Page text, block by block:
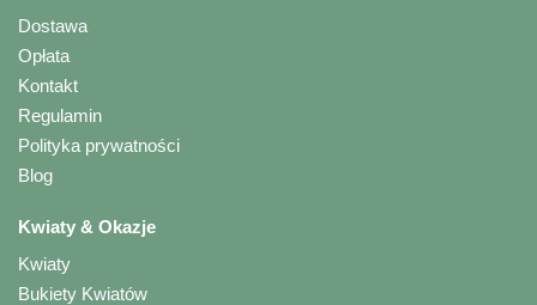
Dostawa
Opłata
Kontakt
Regulamin
Polityka prywatności
Blog
Kwiaty & Okazje
Kwiaty
Bukiety Kwiatów